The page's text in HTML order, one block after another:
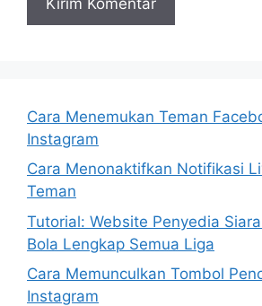
Cara Menemukan Teman
Instagram
Cara Menonaktifkan Notifikasi
Teman
Tutorial: Website Penyedia
Bola Lengkap Semua Liga
Cara Memunculkan Tombol
Instagram